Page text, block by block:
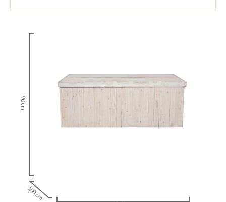
90 cm
100 cm